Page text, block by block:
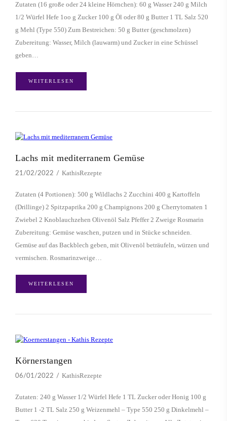
Zutaten (16 große oder 24 kleine Hörnchen): 60 g Wasser 240 g Milch
1/2 Würfel Hefe 1oo g Zucker 100 g Öl oder 80 g Butter 1 TL Salz 520
g Mehl (Type 550) Zum Bestreichen: 50 g Butter (geschmolzen)
Zubereitung: Wasser, Milch (lauwarm) und Zucker in eine Schüssel
geben…
WEITERLESEN
Lachs mit mediterranem Gemüse
21/02/2022 KathisRezepte
Zutaten (4 Portionen): 500 g Wildlachs 2 Zucchini 400 g Kartoffeln
(Drillinge) 2 Spitzpaprika 200 g Champignons 200 g Cherrytomaten 1
Zwiebel 2 Knoblauchzehen Olivenöl Salz Pfeffer 2 Zweige Rosmarin
Zubereitung: Gemüse waschen, putzen und in Stücke schneiden.
Gemüse auf das Backblech geben, mit Olivenöl beträufeln, würzen und
vermischen. Rosmarinzweige…
WEITERLESEN
Körnerstangen
06/01/2022 KathisRezepte
Zutaten: 240 g Wasser 1/2 Würfel Hefe 1 TL Zucker oder Honig 100 g
Butter 1 -2 TL Salz 250 g Weizenmehl – Type 550 250 g Dinkelmehl –